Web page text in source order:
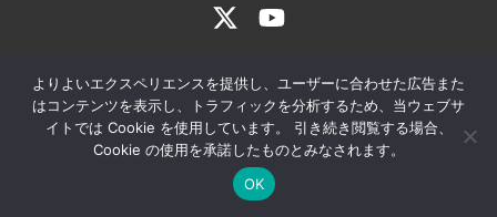
COPYRIGHT © 2023 SOFT GEAR CO., LTD. ALL RIGHTS
よりよいエクスペリエンスを提供し、ユーザーに合わせた広告また
はコンテンツを表示し、トラフィックを分析するため、当ウェブサ
イトでは Cookie を使用しています。 引き続き閲覧する場合、
Cookie の使用を承諾したものとみなされます。
OK